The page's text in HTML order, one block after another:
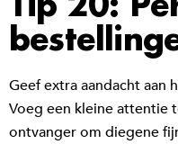
Geef extra aandacht aan
Voeg een kleine attentie
ontvanger om diegene